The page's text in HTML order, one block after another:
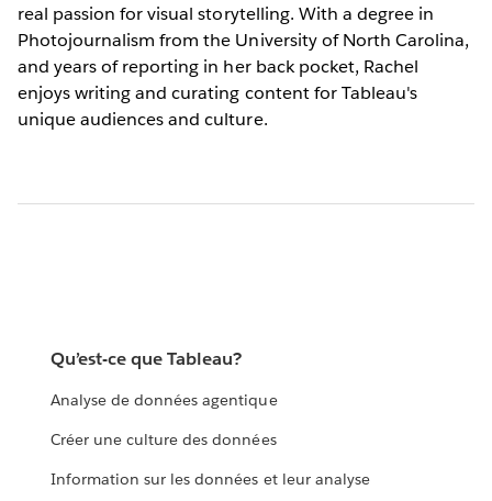
real passion for visual storytelling. With a degree in
Photojournalism from the University of North Carolina,
and years of reporting in her back pocket, Rachel
enjoys writing and curating content for Tableau's
unique audiences and culture.
Qu’est-ce que Tableau?
Analyse de données agentique
Créer une culture des données
Information sur les données et leur analyse